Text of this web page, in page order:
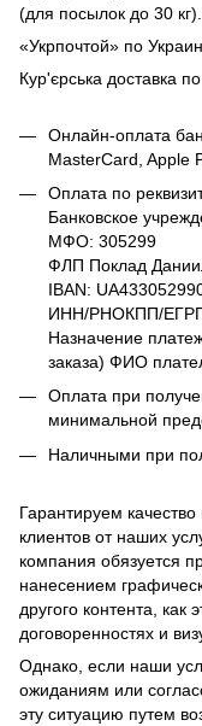
(для посылок до 30 кг).
«Укрпочтой» по
Кур'єрська доставка
Онлайн-оплата
MasterCard, Apple
Оплата по
Банковское
МФО: 305299
ФЛП Поклад
IBAN:
ИНН/РНОКПП/
Назначение
заказа) ФИО
Оплата при
минимальной
Наличными при
Гарантируем
клиентов от наших
компания обязуется
нанесением
другого контента,
договоренностях и
Однако, если наши
ожиданиям или
эту ситуацию путем